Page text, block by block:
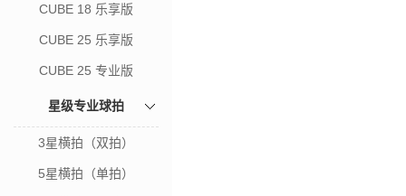
CUBE 18 乐享版
CUBE 25 乐享版
CUBE 25 专业版
星级专业球拍
3星横拍（双拍）
5星横拍（单拍）